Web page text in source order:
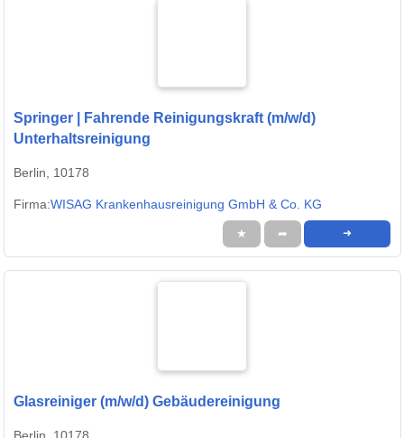
Springer | Fahrende Reinigungskraft (m/w/d)
Unterhaltsreinigung
Berlin, 10178
Firma:WISAG Krankenhausreinigung GmbH & Co. KG
★ ➦ ➜
Glasreiniger (m/w/d) Gebäudereinigung